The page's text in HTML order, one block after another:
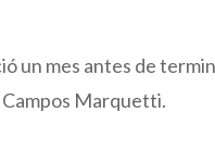
un mes antes de
Marquetti.